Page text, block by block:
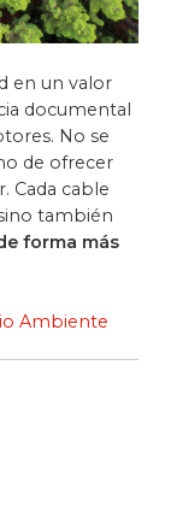
en un valor
documental
No se
de ofrecer
Cada cable
también
forma más
Ambiente